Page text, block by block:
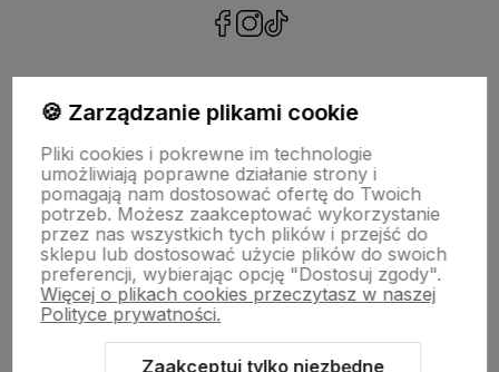
NASZA SELEKCJA
POMOC
KONTO
🍪 Zarządzanie plikami cookie
Pliki cookies i pokrewne im technologie
umożliwiają poprawne działanie strony i
pomagają nam dostosować ofertę do Twoich
potrzeb. Możesz zaakceptować wykorzystanie
przez nas wszystkich tych plików i przejść do
sklepu lub dostosować użycie plików do swoich
preferencji, wybierając opcję "Dostosuj zgody".
Więcej o plikach cookies przeczytasz w naszej
Polityce prywatności.
Zaakceptuj tylko niezbędne